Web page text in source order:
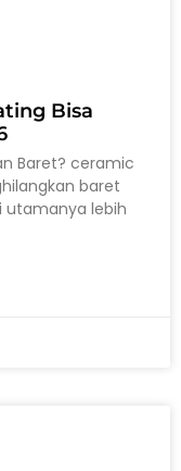
Bisa
Baret? ceramic
baret
utamanya lebih